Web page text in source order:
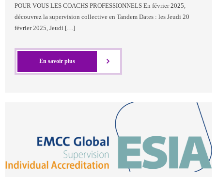
POUR VOUS LES COACHS PROFESSIONNELS En février 2025,
découvrez la supervision collective en Tandem Dates : les Jeudi 20
février 2025, Jeudi […]
En savoir plus